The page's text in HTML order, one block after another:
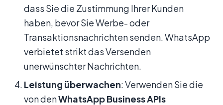
dass Sie die Zustimmung Ihrer Kunden
haben, bevor Sie Werbe- oder
Transaktionsnachrichten senden. WhatsApp
verbietet strikt das Versenden
unerwünschter Nachrichten.
Leistung überwachen: Verwenden Sie die
von denWhatsApp Business APIs